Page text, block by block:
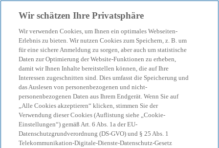
menu search
Wir schätzen Ihre Privatsphäre
Wir verwenden Cookies, um Ihnen ein optimales Webseiten-
Erlebnis zu bieten. Wir nutzen Cookies zum Speichern, z. B. um
für eine sichere Anmeldung zu sorgen, aber auch um statistische
Daten zur Optimierung der Website-Funktionen zu erheben,
damit wir Ihnen Inhalte bereitstellen können, die auf Ihre
Interessen zugeschnitten sind. Dies umfasst die Speicherung und
das Auslesen von personenbezogenen und nicht-
personenbezogenen Daten aus Ihrem Endgerät. Wenn Sie auf
„Alle Cookies akzeptieren“ klicken, stimmen Sie der
Verwendung dieser Cookies (Auflistung siehe „Cookie-
Einstellungen“) gemäß Art. 6 Abs. 1a der EU-
Datenschutzgrundverordnung (DS-GVO) und § 25 Abs. 1
Telekommunikation-Digitale-Dienste-Datenschutz-Gesetz